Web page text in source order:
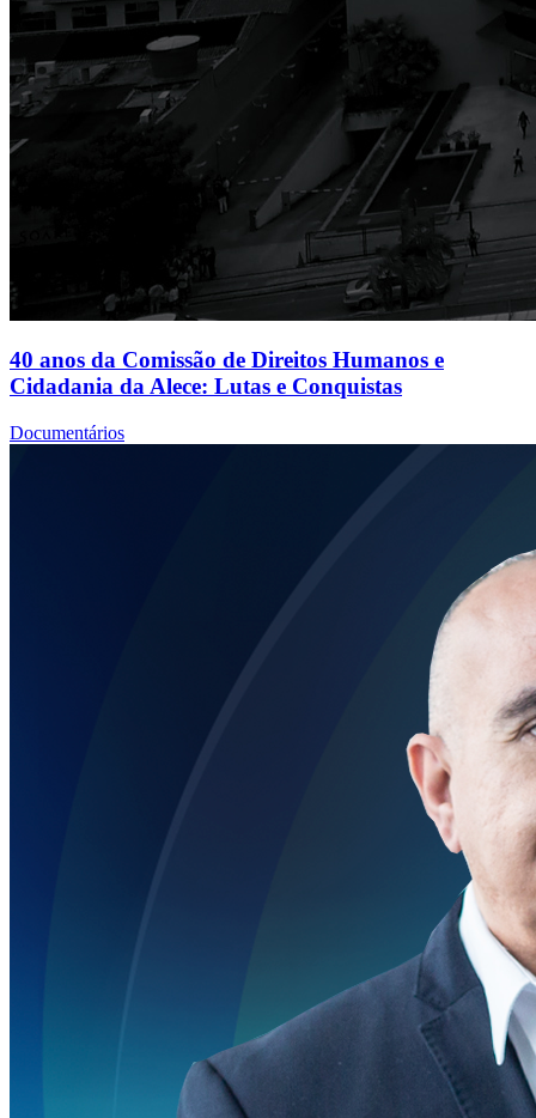
40 anos da Comissão de Direitos Humanos e
Cidadania da Alece: Lutas e Conquistas
Documentários